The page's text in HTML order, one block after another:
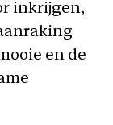
inkrijgen,
en de